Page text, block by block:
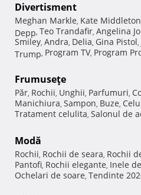
Divertisment
Meghan Markle, Kate Middleton
Depp, Teo Trandafir, Angelina
Smiley, Andra, Delia, Gina Pistol,
Trump, Program TV, Program
Frumuseţe
Păr, Rochii, Unghii, Parfumuri,
Manichiura, Sampon, Buze,
Tratament celulita, Salonul de
Modă
Rochii, Rochii de seara, Rochii
Pantofi, Rochii elegante, Inele
Ochelari de soare, Tendinte